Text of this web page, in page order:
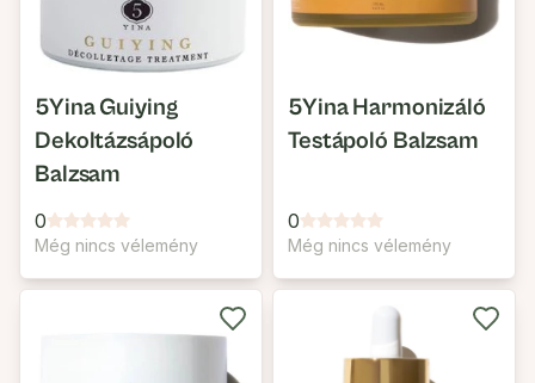
5Yina Guiying
Dekoltázsápoló
Balzsam
0
Még nincs vélemény
5Yina Harmonizáló
Testápoló Balzsam
0
Még nincs vélemény